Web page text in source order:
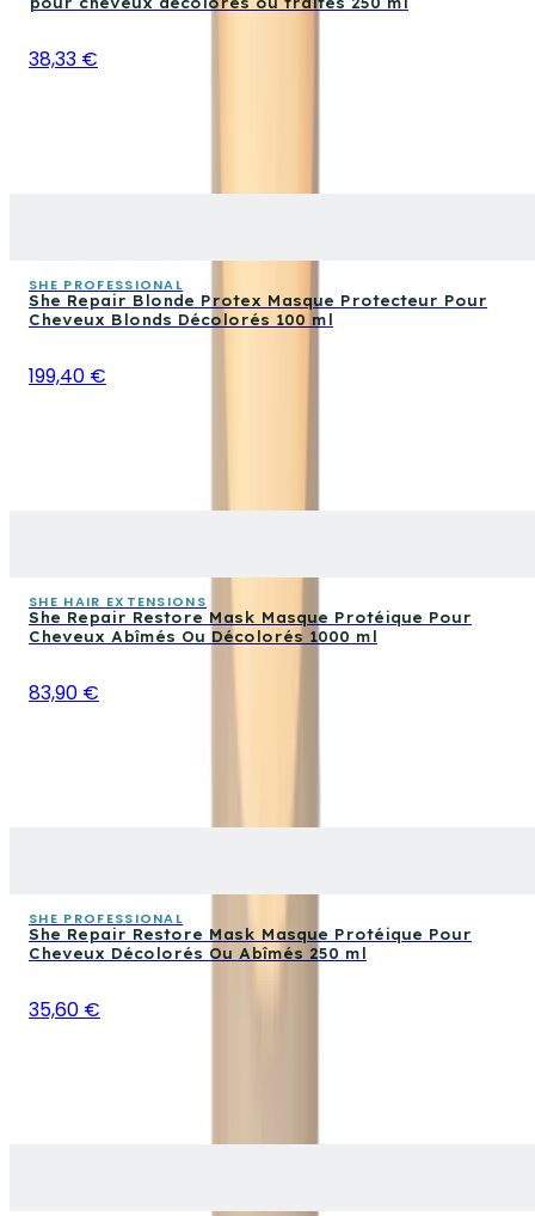
38,33 €
SHE PROFESSIONAL
She Repair Blonde Protex Masque Protecteur Pour
Cheveux Blonds Décolorés 100 ml
199,40 €
SHE HAIR EXTENSIONS
She Repair Restore Mask Masque Protéique Pour
Cheveux Abîmés Ou Décolorés 1000 ml
83,90 €
SHE PROFESSIONAL
She Repair Restore Mask Masque Protéique Pour
Cheveux Décolorés Ou Abîmés 250 ml
35,60 €